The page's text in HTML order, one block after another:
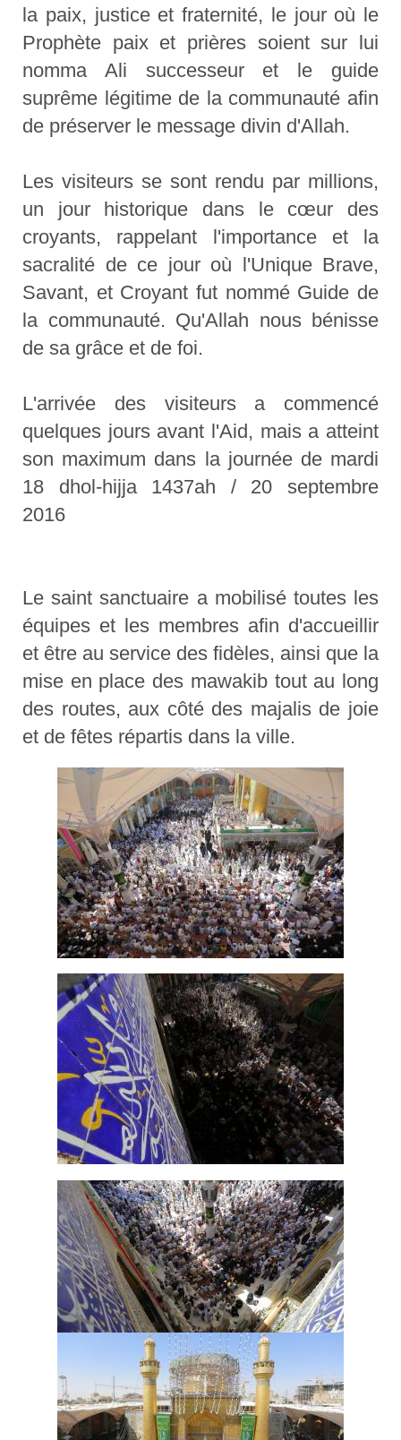
la paix, justice et fraternité, le jour où le
Prophète paix et prières soient sur lui
nomma Ali successeur et le guide
suprême légitime de la communauté afin
de préserver le message divin d'Allah.
Les visiteurs se sont rendu par millions,
un jour historique dans le cœur des
croyants, rappelant l'importance et la
sacralité de ce jour où l'Unique Brave,
Savant, et Croyant fut nommé Guide de
la communauté. Qu'Allah nous bénisse
de sa grâce et de foi.
L'arrivée des visiteurs a commencé
quelques jours avant l'Aid, mais a atteint
son maximum dans la journée de mardi
18 dhol-hijja 1437ah / 20 septembre
2016
Le saint sanctuaire a mobilisé toutes les
équipes et les membres afin d'accueillir
et être au service des fidèles, ainsi que la
mise en place des mawakib tout au long
des routes, aux côté des majalis de joie
et de fêtes répartis dans la ville.